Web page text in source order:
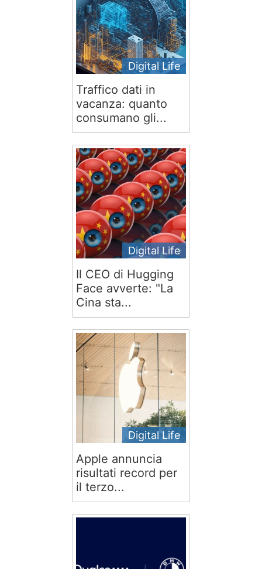
Digital Life
Traffico dati in
vacanza: quanto
consumano gli...
Digital Life
Il CEO di Hugging
Face avverte: "La
Cina sta...
Digital Life
Apple annuncia
risultati record per
il terzo...